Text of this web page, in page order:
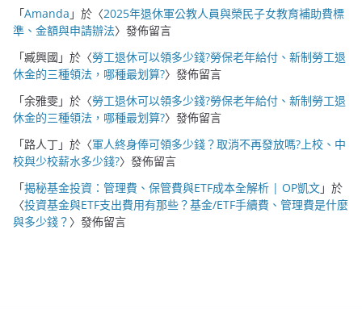
「Amanda 」於〈2025年退休軍公教人員與榮民子女教育補助費標
準、金額與申請辦法〉發佈留言
「臧興國 」於〈勞工退休可以領多少錢?勞保老年給付、新制勞工退
休金的三種領法，哪種最划算?〉發佈留言
「余雅雯」於〈勞工退休可以領多少錢?勞保老年給付、新制勞工退
休金的三種領法，哪種最划算?〉發佈留言
「路人丁」於〈軍人終身俸可領多少錢？取消不再發放嗎?上校、中
校與少校薪水多少錢?〉發佈留言
「揭秘基金投資：管理費、保管費與ETF成本全解析 | OP凱文」於
〈投資基金與ETF支出費用有那些？基金/ETF手續費、管理費是什麼
與多少錢？ 〉發佈留言